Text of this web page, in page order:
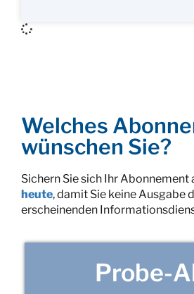
Welches
wünschen Sie?
Sichern Sie sich Ihr Abonnement
heute, damit Sie keine Ausgabe
erscheinenden
Probe-